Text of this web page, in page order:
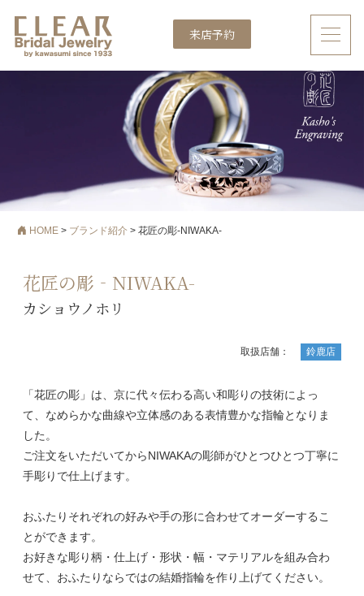
メインナビゲーション
来店予約
HOME> ブランド紹介> 花匠の彫‐NIWAKA-
花匠の彫‐NIWAKA-
カショウノホリ
取扱店舗： 鈴鹿店
「花匠の彫」は、京に代々伝わる高い和彫りの技術によっ
て、なめらかな曲線や立体感のある表情豊かな指輪となりま
した。
ご注文をいただいてからNIWAKAの彫師がひとつひとつ丁寧に
手彫りで仕上げます。
おふたりそれぞれの好みや手の形に合わせてオーダーするこ
とができます。
お好きな彫り柄・仕上げ・形状・幅・マテリアルを組み合わ
せて、おふたりならではの結婚指輪を作り上げてください。